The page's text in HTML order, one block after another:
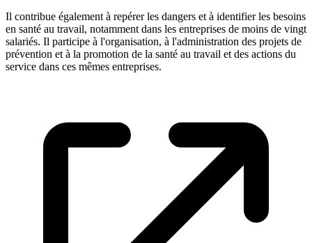
Il contribue également à repérer les dangers et à identifier les besoins
en santé au travail, notamment dans les entreprises de moins de vingt
salariés. Il participe à l'organisation, à l'administration des projets de
prévention et à la promotion de la santé au travail et des actions du
service dans ces mêmes entreprises.